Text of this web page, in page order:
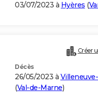
03/07/2023 à Hyères (
Créer
Décès
26/05/2023 à
(Val-de-Marne)